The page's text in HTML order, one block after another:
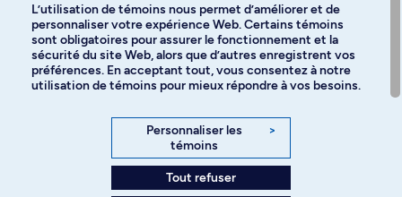
Langues
Facebook Instagram
YouTube
L’utilisation de témoins nous permet d’améliorer et de
personnaliser votre expérience Web. Certains témoins
sont obligatoires pour assurer le fonctionnement et la
sécurité du site Web, alors que d’autres enregistrent vos
préférences. En acceptant tout, vous consentez à notre
utilisation de témoins pour mieux répondre à vos besoins.
Personnaliser les
témoins
>
Tout refuser